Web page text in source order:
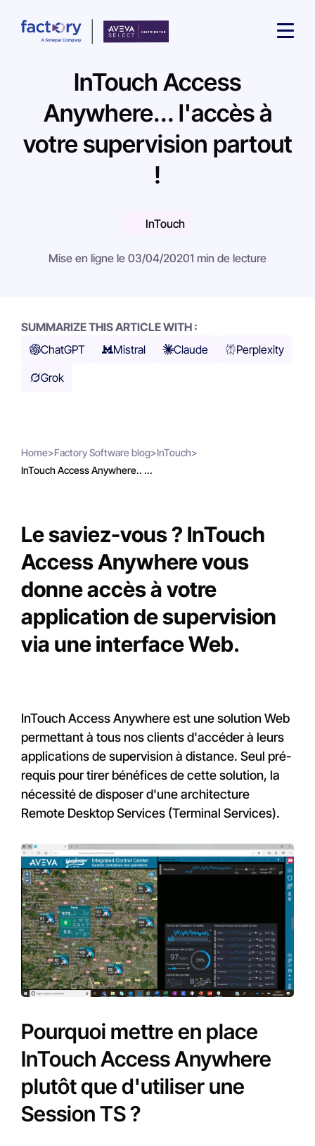
Qu'est-ce que vous cherchez ?
InTouch Access
Anywhere... l'accès à
votre supervision partout
!
InTouch
Mise en ligne le 03/04/20201 min de lecture
SUMMARIZE THIS ARTICLE WITH :
ChatGPT
Mistral Claude
Perplexity
Grok
Home>Factory Software blog>InTouch>
InTouch Access Anywhere.. ...
Le saviez-vous ? InTouch
Access Anywhere vous
donne accès à votre
application de supervision
via une interface Web.
InTouch Access Anywhere est une solution Web
permettant à tous nos clients d'accéder à leurs
applications de supervision à distance. Seul pré-
requis pour tirer bénéfices de cette solution, la
nécessité de disposer d'une architecture
Remote Desktop Services (Terminal Services).
Pourquoi mettre en place
InTouch Access Anywhere
plutôt que d'utiliser une
Session TS ?